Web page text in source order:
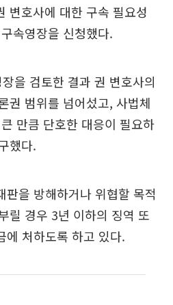
변호사에 대한 구속 필요성
속영장을 신청했다.
을 검토한 결과 권 변호사의
권 범위를 넘어섰고, 사법체
만큼 단호한 대응이 필요하
했다.
을 방해하거나 위협할 목적
릴 경우 3년 이하의 징역 또
에 처하도록 하고 있다.